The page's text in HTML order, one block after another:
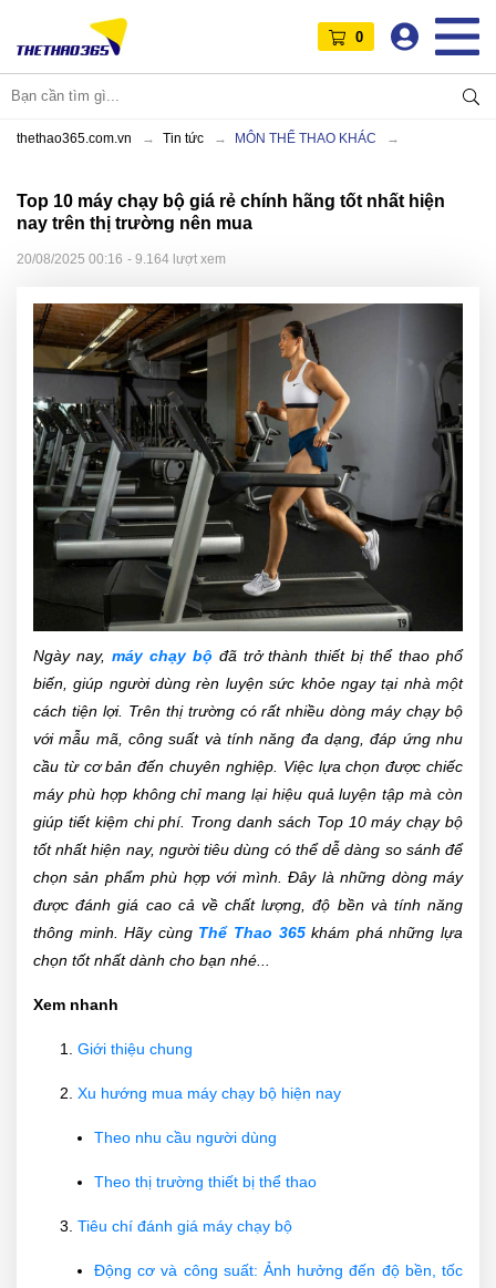
0
thethao365.com.vn Tin tức MÔN THỂ THAO KHÁC
Top 10 máy chạy bộ giá rẻ chính hãng tốt nhất hiện
nay trên thị trường nên mua
20/08/2025 00:16 - 9.164 lượt xem
Ngày nay, máy chạy bộ đã trở thành thiết bị thể thao phổ
biến, giúp người dùng rèn luyện sức khỏe ngay tại nhà một
cách tiện lợi. Trên thị trường có rất nhiều dòng máy chạy bộ
với mẫu mã, công suất và tính năng đa dạng, đáp ứng nhu
cầu từ cơ bản đến chuyên nghiệp. Việc lựa chọn được chiếc
máy phù hợp không chỉ mang lại hiệu quả luyện tập mà còn
giúp tiết kiệm chi phí. Trong danh sách Top 10 máy chạy bộ
tốt nhất hiện nay, người tiêu dùng có thể dễ dàng so sánh để
chọn sản phẩm phù hợp với mình. Đây là những dòng máy
được đánh giá cao cả về chất lượng, độ bền và tính năng
thông minh. Hãy cùng Thể Thao 365khám phá những lựa
chọn tốt nhất dành cho bạn nhé...
Xem nhanh
Giới thiệu chung
Xu hướng mua máy chạy bộ hiện nay
Theo nhu cầu người dùng
Theo thị trường thiết bị thể thao
Tiêu chí đánh giá máy chạy bộ
Động cơ và công suất: Ảnh hưởng đến độ bền, tốc